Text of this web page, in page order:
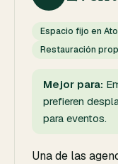
Espacio fijo en
Restauración
Mejor para:
prefieren
para eventos.
Una de las